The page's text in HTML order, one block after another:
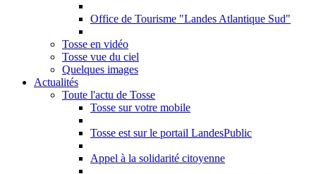
Office de Tourisme "Landes Atlantique Sud"
Tosse en vidéo
Tosse vue du ciel
Quelques images
Actualités
Toute l'actu de Tosse
Tosse sur votre mobile
Tosse est sur le portail LandesPublic
Appel à la solidarité citoyenne